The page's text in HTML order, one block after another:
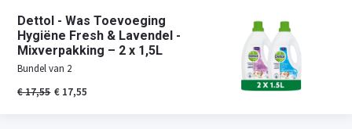
Dettol - Was Toevoeging
Hygiëne Fresh & Lavendel -
Mixverpakking – 2 x 1,5L
Bundel van 2
€ 17,55 € 17,55